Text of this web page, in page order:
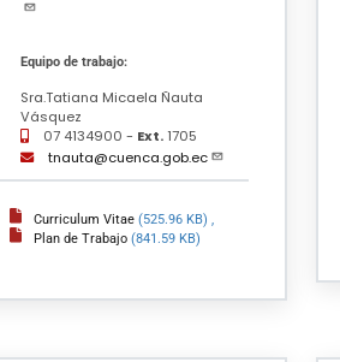
Equipo de trabajo:
Sra.Tatiana Micaela Ñauta
Vásquez
07 4134900 - Ext.1705
tnauta@cuenca.gob.ec
Curriculum Vitae (525.96 KB) ,
Plan de Trabajo (841.59 KB)